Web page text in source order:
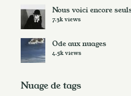
Nous voici encore
7.3k views
Ode aux nuages
4.5k views
Nuage de tags